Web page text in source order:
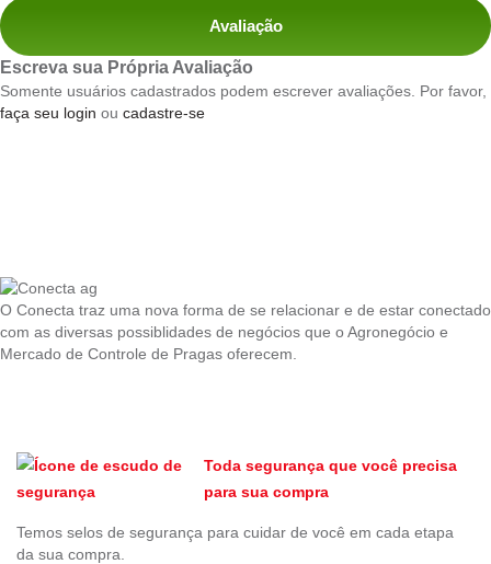
Avaliação
Escreva sua Própria Avaliação
Somente usuários cadastrados podem escrever avaliações. Por favor,
faça seu login ou cadastre-se
O Conecta traz uma nova forma de se relacionar e de estar conectado
com as diversas possiblidades de negócios que o Agronegócio e
Mercado de Controle de Pragas oferecem.
Toda segurança que você precisa
para sua compra
Temos selos de segurança para cuidar de você em cada etapa
da sua compra.